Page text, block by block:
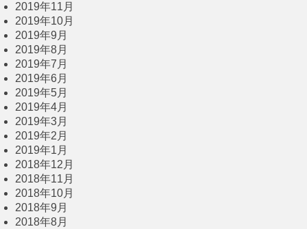
2019年11月
2019年10月
2019年9月
2019年8月
2019年7月
2019年6月
2019年5月
2019年4月
2019年3月
2019年2月
2019年1月
2018年12月
2018年11月
2018年10月
2018年9月
2018年8月